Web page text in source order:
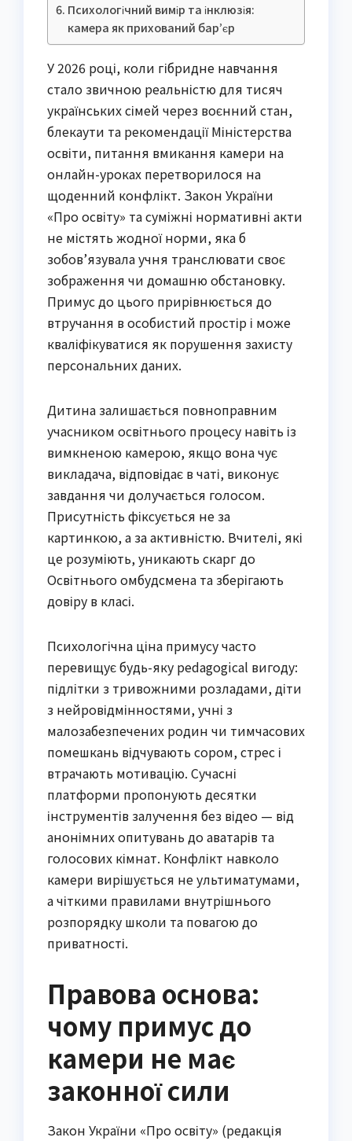
Психологічний вимір та інклюзія:
камера як прихований бар’єр
У 2026 році, коли гібридне навчання
стало звичною реальністю для тисяч
українських сімей через воєнний стан,
блекаути та рекомендації Міністерства
освіти, питання вмикання камери на
онлайн-уроках перетворилося на
щоденний конфлікт. Закон України
«Про освіту» та суміжні нормативні акти
не містять жодної норми, яка б
зобов’язувала учня транслювати своє
зображення чи домашню обстановку.
Примус до цього прирівнюється до
втручання в особистий простір і може
кваліфікуватися як порушення захисту
персональних даних.
Дитина залишається повноправним
учасником освітнього процесу навіть із
вимкненою камерою, якщо вона чує
викладача, відповідає в чаті, виконує
завдання чи долучається голосом.
Присутність фіксується не за
картинкою, а за активністю. Вчителі, які
це розуміють, уникають скарг до
Освітнього омбудсмена та зберігають
довіру в класі.
Психологічна ціна примусу часто
перевищує будь-яку pedagogical вигоду:
підлітки з тривожними розладами, діти
з нейровідмінностями, учні з
малозабезпечених родин чи тимчасових
помешкань відчувають сором, стрес і
втрачають мотивацію. Сучасні
платформи пропонують десятки
інструментів залучення без відео — від
анонімних опитувань до аватарів та
голосових кімнат. Конфлікт навколо
камери вирішується не ультиматумами,
а чіткими правилами внутрішнього
розпорядку школи та повагою до
приватності.
Правова основа:
чому примус до
камери не має
законної сили
Закон України «Про освіту» (редакція